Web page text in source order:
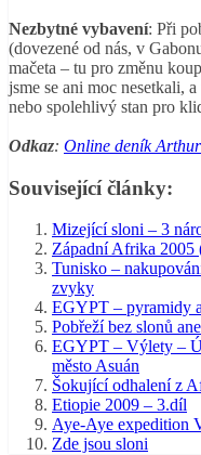
Nezbytné vybavení: Při
(dovezené od nás, v
mačeta – tu pro změnu
jsme se ani moc nesetkali,
nebo spolehlivý stan pro
Odkaz: Online deník
Související články:
Mizející sloni – 3
Západní Afrika 2005
Tunisko –
zvyky
EGYPT – pyramidy
Pobřeží bez slonů
EGYPT – Výlety –
město Asuán
Šokující odhalení z
Etiopie 2009 – 3.díl
Aye-Aye expedition
Zde jsou sloni